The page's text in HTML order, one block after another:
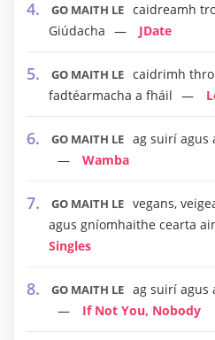
GO MAITH LE caidreamh
Giúdacha
JDate
GO MAITH LE caidrimh
fadtéarmacha a fháil
GO MAITH LE ag suirí agus
Wamba
GO MAITH LE vegans,
agus gníomhaithe cearta
Singles
GO MAITH LE ag suirí agus
If Not You, Nobody